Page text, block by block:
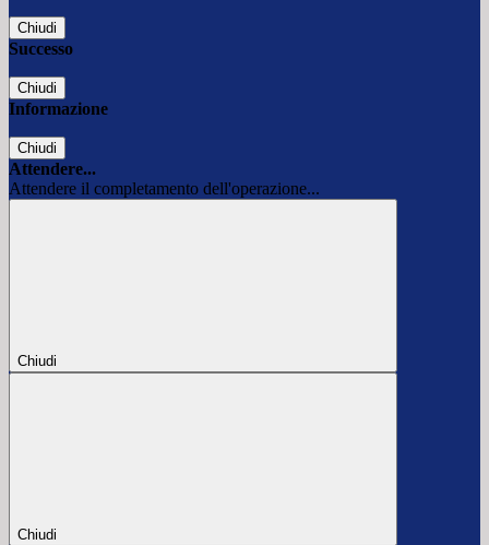
Chiudi
Successo
Chiudi
Informazione
Chiudi
Attendere...
Attendere il completamento dell'operazione...
Chiudi
Chiudi